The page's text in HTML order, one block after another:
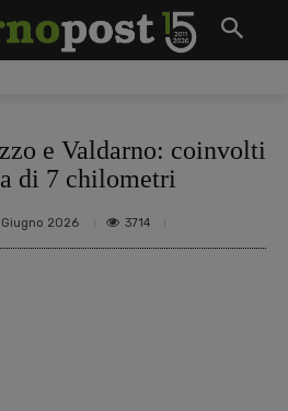
e Valdarno: coinvolti
di 7 chilometri
Giugno 2026 3714